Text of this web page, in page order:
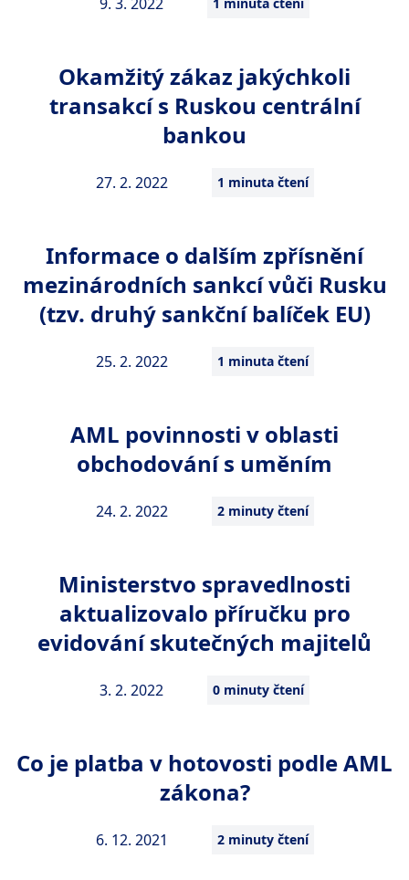
27. 2. 2022 1 minuta čtení
Okamžitý zákaz jakýchkoli
transakcí s Ruskou centrální
bankou
25. 2. 2022 1 minuta čtení
Informace o dalším zpřísnění
mezinárodních sankcí vůči Rusku
(tzv. druhý sankční balíček EU)
24. 2. 2022 2 minuty čtení
AML povinnosti v oblasti
obchodování s uměním
3. 2. 2022 0 minuty čtení
Ministerstvo spravedlnosti
aktualizovalo příručku pro
evidování skutečných majitelů
6. 12. 2021 2 minuty čtení
Co je platba v hotovosti podle AML
zákona?